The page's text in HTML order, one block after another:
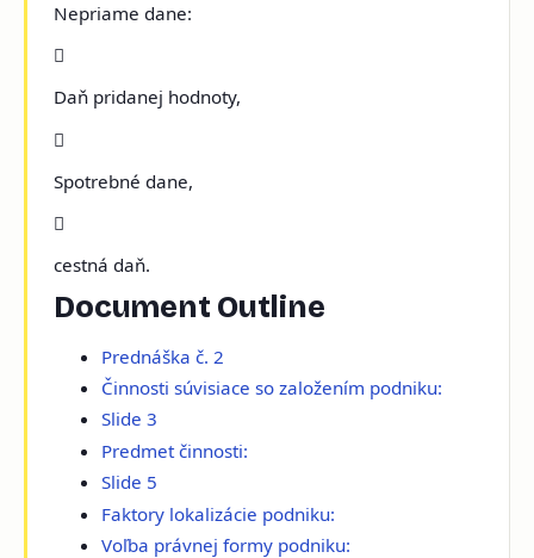
Nepriame dane:

Daň pridanej hodnoty,

Spotrebné dane,

cestná daň.
Document Outline
Prednáška č. 2
Činnosti súvisiace so založením podniku:
Slide 3
Predmet činnosti:
Slide 5
Faktory lokalizácie podniku:
Voľba právnej formy podniku: